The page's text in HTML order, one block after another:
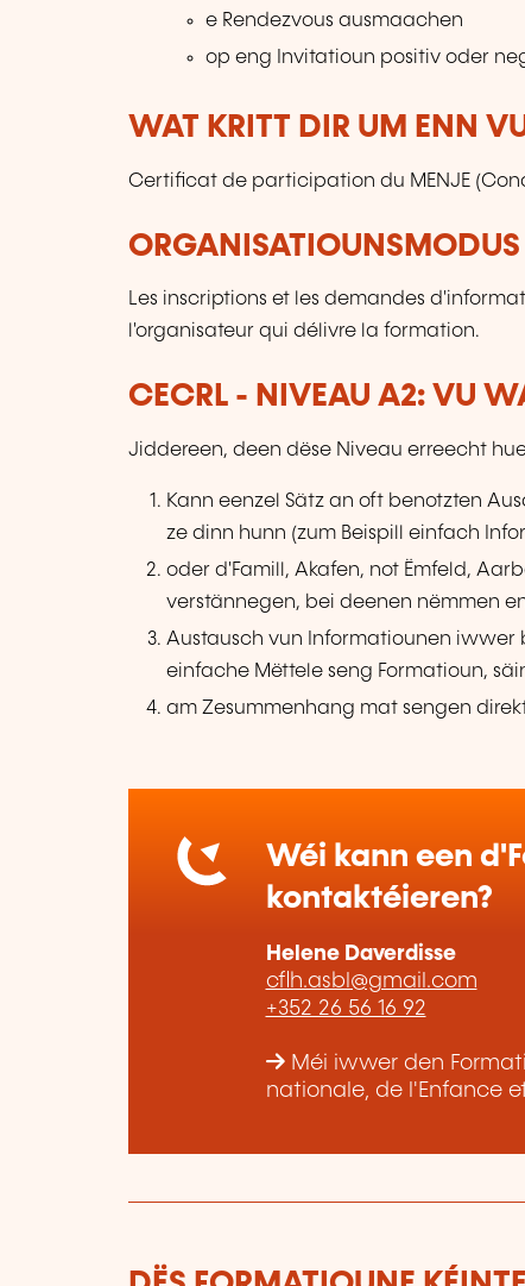
e Rendezvous ausmaachen
op eng Invitatioun positiv oder
WAT KRITT DIR UM ENN
Certificat de participation du MENJE
ORGANISATIOUNSMODUS
Les inscriptions et les demandes
l'organisateur qui délivre la formation.
CECRL - NIVEAU A2: VU
Jiddereen, deen dëse Niveau erreecht
Kann eenzel Sätz an oft benotzten
ze dinn hunn (zum Beispill einfach
oder d'Famill, Akafen, not Ëmfeld,
verstännegen, bei deenen nëmmen
Austausch vun Informatiounen iwwer
einfache Mëttele seng Formatioun,
am Zesummenhang mat sengen
Wéi kann een
kontaktéieren?
Helene Daverdisse
cflh.asbl@gmail.com
+352 26 56 16 92
Méi iwwer den
nationale, de l'Enfance